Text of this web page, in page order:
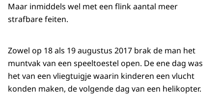
Maar inmiddels wel met een flink aantal meer
strafbare feiten.
Zowel op 18 als 19 augustus 2017 brak de man het
muntvak van een speeltoestel open. De ene dag was
het van een vliegtuigje waarin kinderen een vlucht
konden maken, de volgende dag van een helikopter.